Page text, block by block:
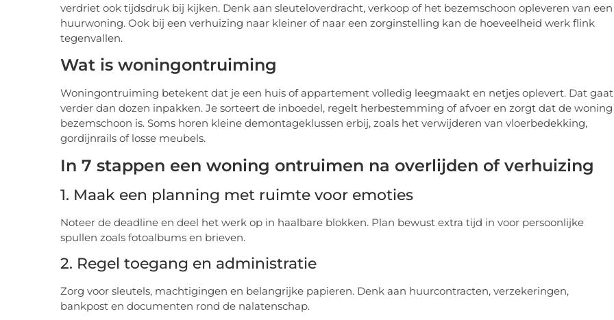
verdriet ook tijdsdruk bij kijken. Denk aan sleuteloverdracht, verkoop of het bezemschoon opleveren van een
huurwoning. Ook bij een verhuizing naar kleiner of naar een zorginstelling kan de hoeveelheid werk flink
tegenvallen.
Wat is woningontruiming
Woningontruiming betekent dat je een huis of appartement volledig leegmaakt en netjes oplevert. Dat gaat
verder dan dozen inpakken. Je sorteert de inboedel, regelt herbestemming of afvoer en zorgt dat de woning
bezemschoon is. Soms horen kleine demontageklussen erbij, zoals het verwijderen van vloerbedekking,
gordijnrails of losse meubels.
In 7 stappen een woning ontruimen na overlijden of verhuizing
1. Maak een planning met ruimte voor emoties
Noteer de deadline en deel het werk op in haalbare blokken. Plan bewust extra tijd in voor persoonlijke
spullen zoals fotoalbums en brieven.
2. Regel toegang en administratie
Zorg voor sleutels, machtigingen en belangrijke papieren. Denk aan huurcontracten, verzekeringen,
bankpost en documenten rond de nalatenschap.